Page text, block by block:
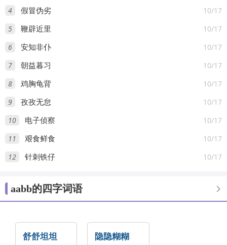
4 10/17
假冒伪劣
5 10/17
鞭辟近里
6 10/17
安知非仆
7 10/17
朝益暮习
8 10/17
鸡胸龟背
9 10/17
孜孜无怠
10 10/17
电子侦察
11 10/17
艰食鲜食
12 10/17
针刺铁仔

aabb的四字词语
舒舒坦坦 隐隐糊糊